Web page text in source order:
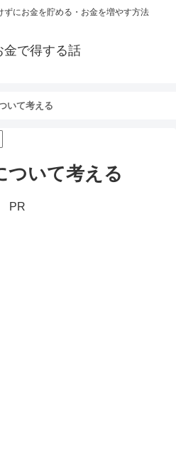
ずにお金を貯める・お金を増やす方法
金で得する話
いて考える
ついて考える
PR